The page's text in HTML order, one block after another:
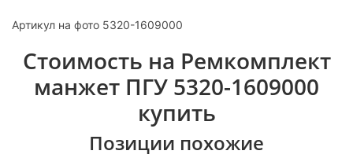
Артикул на фото 5320-1609000
Стоимость на Ремкомплект
манжет ПГУ 5320-1609000
купить
Позиции похожие